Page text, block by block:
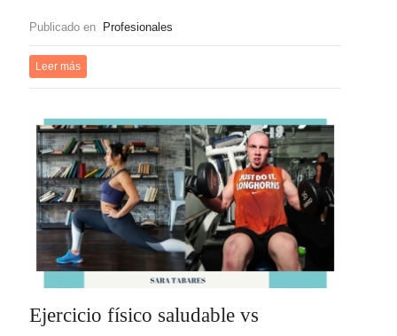
Publicado en Profesionales
Leer más
Ejercicio físico saludable vs